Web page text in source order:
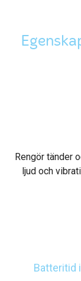
Rengör tänder
ljud och
Batteritid